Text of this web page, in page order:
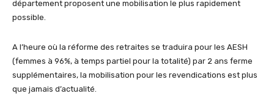
département proposent une mobilisation le plus rapidement
possible.
A l’heure où la réforme des retraites se traduira pour les AESH
(femmes à 96%, à temps partiel pour la totalité) par 2 ans ferme
supplémentaires, la mobilisation pour les revendications est plus
que jamais d’actualité.